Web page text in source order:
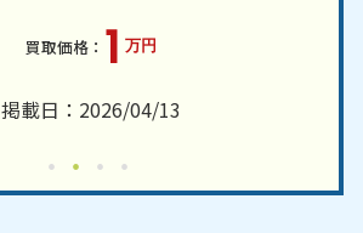
1 万円
掲載日：2026/04/13